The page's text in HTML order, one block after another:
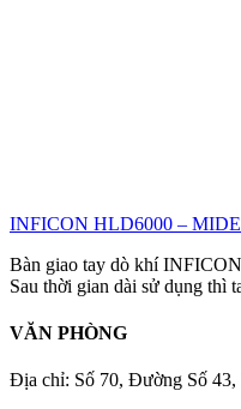
INFICON HLD6000 –
Bàn giao tay dò khí
Sau thời gian dài sử dụng thì
VĂN PHÒNG
Địa chỉ: Số 70, Đường Số